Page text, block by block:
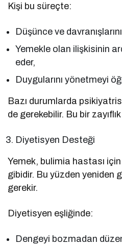
Kişi bu süreçte:
Düşünce ve
Yemekle olan ilişkisinin
eder,
Duygularını yönetmeyi
Bazı durumlarda
de gerekebilir. Bu bir
Diyetisyen Desteği
Yemek, bulimia hastası
gibidir. Bu yüzden yeniden
gerekir.
Diyetisyen eşliğinde:
Dengeyi bozmadan